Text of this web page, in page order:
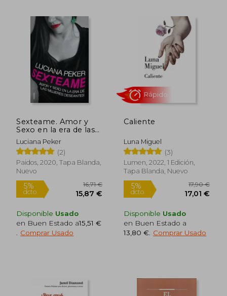
5%
dcto. 5,65 €
Rápido
5%
dcto.
Rápido
Sexteame. Amor y
Sexo en la era de las
Mujeres Deseantes
Luciana Peker
(2)
Paidos, 2020, Tapa Blanda,
Nuevo
Disponible Usado
en Buen Estado a15,51 €
Comprar Usado
Caliente
Luna Miguel
(3)
Lumen, 2022, 1 Edición,
Tapa Blanda, Nuevo
Disponible Usado
en Buen Estado a
13,80 € Comprar Usado